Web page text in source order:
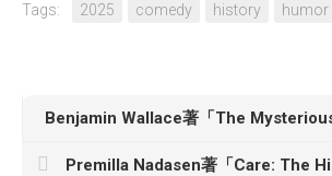
Tags: 2025 comedy history humor